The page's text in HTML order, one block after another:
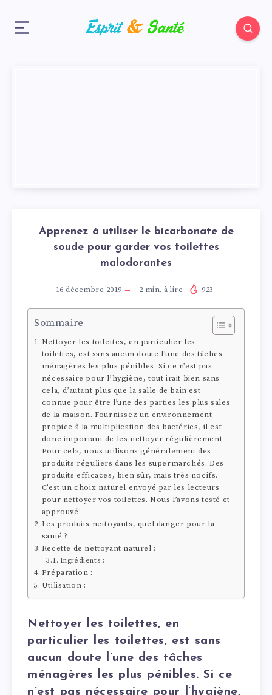
Apprenez à utiliser le bicarbonate de
soude pour garder vos toilettes
malodorantes
16 décembre 2019 2 min. à lire 923
Sommaire
Nettoyer les toilettes, en particulier les
toilettes, est sans aucun doute l’une des tâches
ménagères les plus pénibles. Si ce n’est pas
nécessaire pour l’hygiène, tout irait bien sans
cela, d’autant plus que la salle de bain est
connue pour être l’une des parties les plus sales
de la maison. Fournissez un environnement
propice à la multiplication des bactéries, il est
donc important de les nettoyer régulièrement.
Pour cela, nous utilisons généralement des
produits réguliers dans les supermarchés. Des
produits efficaces, bien sûr, mais très nocifs.
C’est un choix naturel envoyé par les lecteurs
pour nettoyer vos toilettes. Nous l’avons testé et
approuvé!
Les produits nettoyants, quel danger pour la
santé ?
Recette de nettoyant naturel :
Ingrédients :
Préparation :
Utilisation :
Nettoyer les toilettes, en
particulier les toilettes, est sans
aucun doute l’une des tâches
ménagères les plus pénibles. Si ce
n’est pas nécessaire pour l’hygiène,